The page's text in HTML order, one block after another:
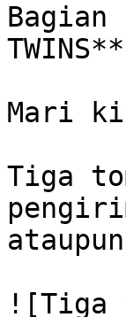
Mari
Tiga
![Tiga